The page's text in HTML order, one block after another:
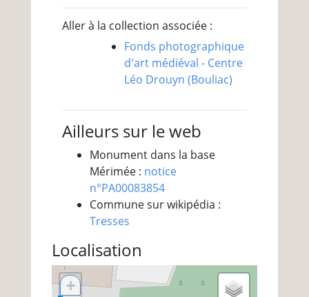
Aller à la collection associée :
Fonds photographique
d'art médiéval - Centre
Léo Drouyn (Bouliac)
Ailleurs sur le web
Monument dans la base
Mérimée : notice
n°PA00083854
Commune sur wikipédia :
Tresses
Localisation
+